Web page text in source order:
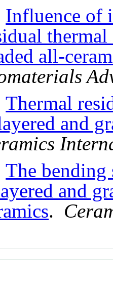
Influence of
thermal
all-
Thermal
and
The
and
.